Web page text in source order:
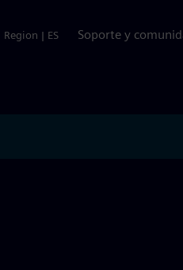
Region | ES Soporte y